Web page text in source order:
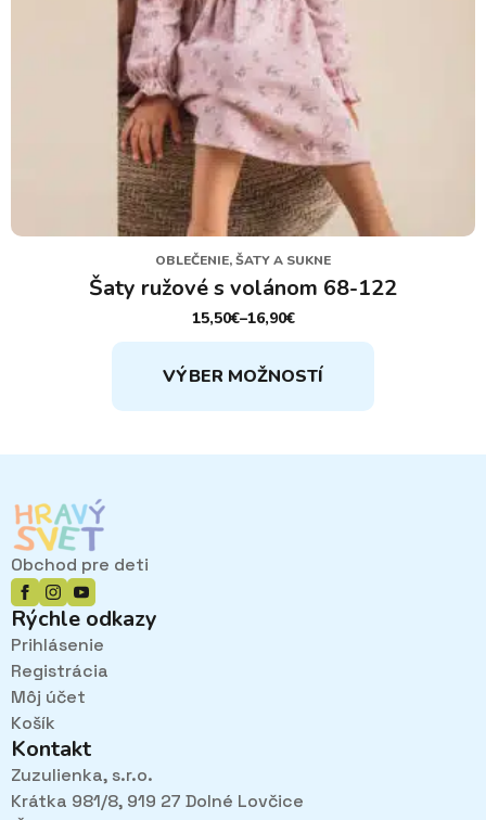
OBLEČENIE, ŠATY A SUKNE
Šaty ružové s volánom 68-122
15,50€–16,90€
PRICE
RANGE:
THROUGH
VÝBER MOŽNOSTÍ
Tento
produkt
má
variantov.
vybrať
stránke
Obchod pre deti
Rýchle odkazy
Prihlásenie
Registrácia
Môj účet
Košík
Kontakt
Zuzulienka, s.r.o.
Krátka 981/8, 919 27 Dolné Lovčice